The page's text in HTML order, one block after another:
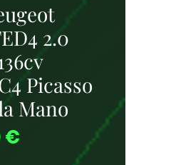
2.0
Picasso
Mano
€